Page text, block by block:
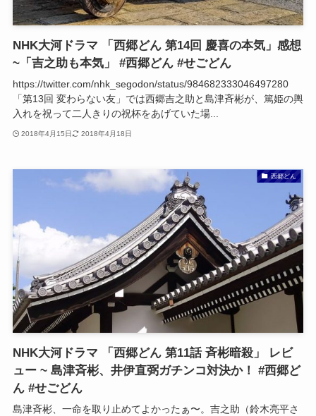
NHK大河ドラマ 「西郷どん 第14回 慶喜の本気」感想
~「吉之助も本気」 #西郷どん #せごどん
https://twitter.com/nhk_segodon/status/984682333046497280
「第13回 変わらない友」では西郷吉之助と島津斉彬が、篤姫の輿
入れを祝って二人きりの祝杯をあげていた場...
2018年4月15日 2018年4月18日
西郷どん
NHK大河ドラマ 「西郷どん 第11話 斉彬暗殺」 レビ
ュー ~ 島津斉彬、井伊直弼ガチンコ対決か！ #西郷ど
ん #せごどん
島津斉彬、一命を取り止めてよかったぁ〜。吉之助（鈴木亮平さ